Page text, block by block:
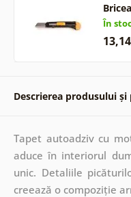
În
Descrierea produsului
Tapet autoadziv cu
aduce în interiorul
unic. Detaliile
creează o compoziție